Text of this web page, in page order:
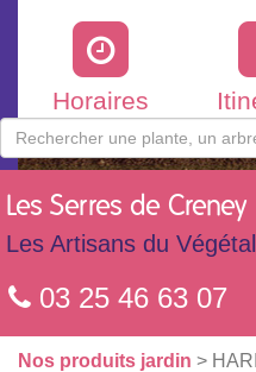
Horaires
Les Serres de Creney
Les Artisans du Végétal
03 25 46 63 07
Nos produits jardin >